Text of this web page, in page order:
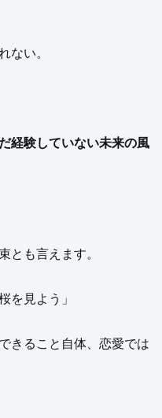
ない。
経験していない未来の風
とも言えます。
を見よう」
きること自体、恋愛では